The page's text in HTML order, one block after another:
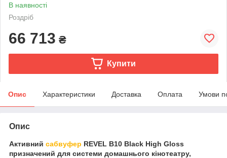
В наявності
Роздріб
66 713 ₴
Купити
Опис Характеристики Доставка Оплата Умови
Опис
Активний сабвуфер REVEL B10 Black High Gloss
призначений для системи домашнього кінотеатру,